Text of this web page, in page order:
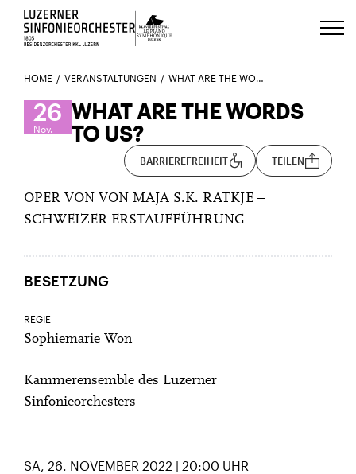
Luzerns Klavierfestival «Le Piano
HOME VERANSTALTUNGEN WHAT ARE THE WORDS TO US?
26
Nov.
WHAT ARE THE WORDS
TO US?
BARRIEREFREIHEIT TEILEN
OPER VON VON MAJA S.K. RATKJE –
SCHWEIZER ERSTAUFFÜHRUNG
BESETZUNG
REGIE
Sophiemarie Won
Kammerensemble des Luzerner
Sinfonieorchesters
SA, 26. NOVEMBER 2022 | 20:00 UHR